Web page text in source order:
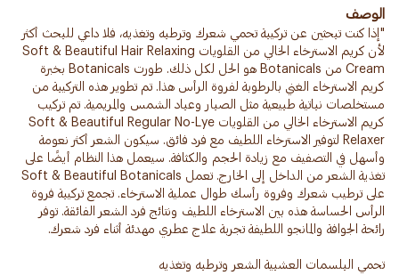
الوصف
"إذا كنت تبحثين عن تركيبة تحمي شعرك وترطبه وتغذيه، فلا داعي للبحث أكثر
لأن كريم الاسترخاء الخالي من القلويات Soft & Beautiful Hair Relaxing
Cream من Botanicals هو الحل لكل ذلك. طورت Botanicals بخبرة
كريم الاسترخاء الغني بالرطوبة لفروة الرأس هذا. تم تطوير هذه التركيبة من
مستخلصات نباتية طبيعية مثل الصبار وعباد الشمس والمريمية. تم تركيب
كريم الاسترخاء الخالي من القلويات Soft & Beautiful Regular No-Lye
Relaxer لتوفير الاسترخاء اللطيف مع فرد فائق. سيكون الشعر أكثر نعومة
وأسهل في التصفيف مع زيادة الحجم والكثافة. سيعمل هذا النظام أيضًا على
تغذية الشعر من الداخل إلى الخارج. تعمل Soft & Beautiful Botanicals
على ترطيب شعرك وفروة رأسك طوال عملية الاسترخاء. تجمع تركيبة فروة
الرأس الحساسة هذه بين الاسترخاء اللطيف ونتائج فرد الشعر الفائقة. توفر